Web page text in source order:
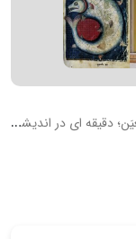
ز
یبایی شناسی تفاوت، میمسیس و گذار از هست متعیَن؛ دقیقه ای در اندیشگان تئودور آدورنو